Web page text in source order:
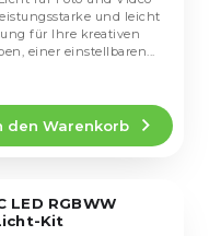
den Warenkorb
und leicht
für Ihre kreativen
einer einstellbaren...
LED RGBWW
Kit